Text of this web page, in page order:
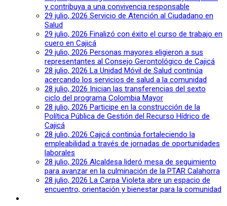
y contribuya a una convivencia responsable
29 julio, 2026 Servicio de Atención al Ciudadano en
Salud
29 julio, 2026 Finalizó con éxito el curso de trabajo en
cuero en Cajicá
29 julio, 2026 Personas mayores eligieron a sus
representantes al Consejo Gerontológico de Cajicá
28 julio, 2026 La Unidad Móvil de Salud continúa
acercando los servicios de salud a la comunidad
28 julio, 2026 Inician las transferencias del sexto
ciclo del programa Colombia Mayor
28 julio, 2026 Participe en la construcción de la
Política Pública de Gestión del Recurso Hídrico de
Cajicá
28 julio, 2026 Cajicá continúa fortaleciendo la
empleabilidad a través de jornadas de oportunidades
laborales
28 julio, 2026 Alcaldesa lideró mesa de seguimiento
para avanzar en la culminación de la PTAR Calahorra
28 julio, 2026 La Carpa Violeta abre un espacio de
encuentro, orientación y bienestar para la comunidad